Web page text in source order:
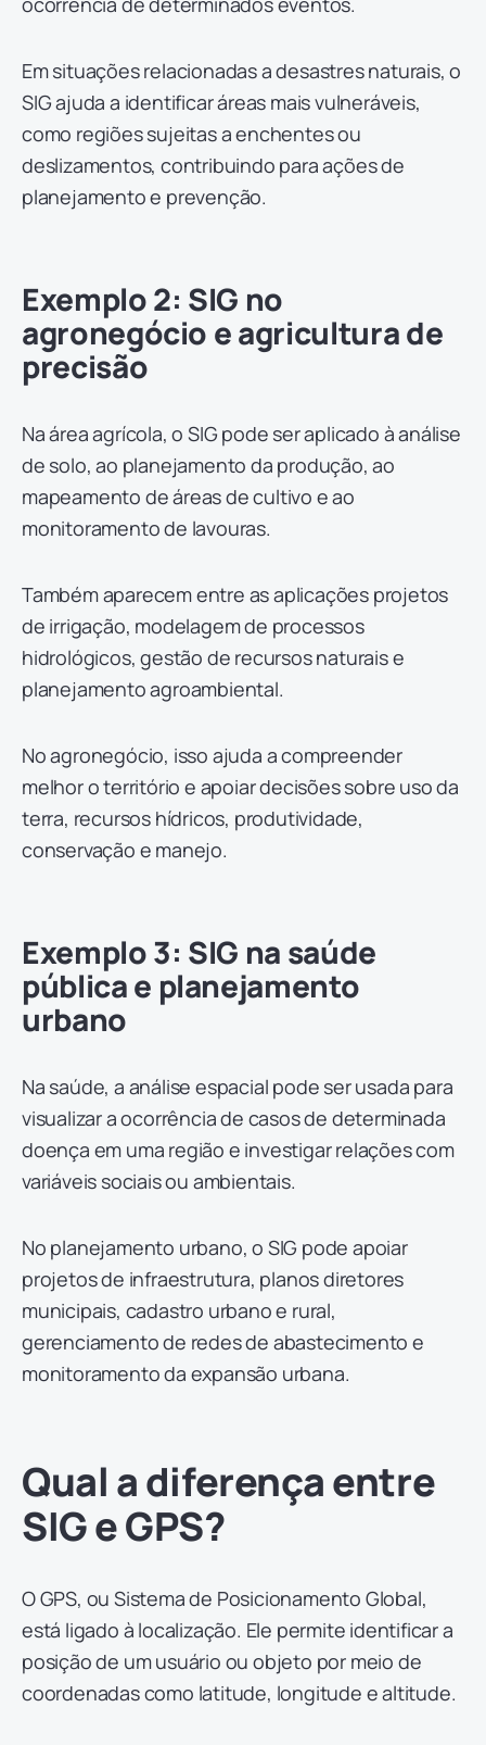
Em situações relacionadas a desastres naturais, o
SIG ajuda a identificar áreas mais vulneráveis,
como regiões sujeitas a enchentes ou
deslizamentos, contribuindo para ações de
planejamento e prevenção.
Exemplo 2: SIG no
agronegócio e agricultura de
precisão
Na área agrícola, o SIG pode ser aplicado à análise
de solo, ao planejamento da produção, ao
mapeamento de áreas de cultivo e ao
monitoramento de lavouras.
Também aparecem entre as aplicações projetos
de irrigação, modelagem de processos
hidrológicos, gestão de recursos naturais e
planejamento agroambiental.
No agronegócio, isso ajuda a compreender
melhor o território e apoiar decisões sobre uso da
terra, recursos hídricos, produtividade,
conservação e manejo.
Exemplo 3: SIG na saúde
pública e planejamento
urbano
Na saúde, a análise espacial pode ser usada para
visualizar a ocorrência de casos de determinada
doença em uma região e investigar relações com
variáveis sociais ou ambientais.
No planejamento urbano, o SIG pode apoiar
projetos de infraestrutura, planos diretores
municipais, cadastro urbano e rural,
gerenciamento de redes de abastecimento e
monitoramento da expansão urbana.
Qual a diferença entre
SIG e GPS?
O GPS, ou Sistema de Posicionamento Global,
está ligado à localização. Ele permite identificar a
posição de um usuário ou objeto por meio de
coordenadas como latitude, longitude e altitude.